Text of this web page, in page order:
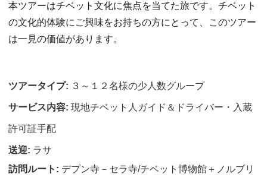
本ツアーはチベット文化に焦点を当てた旅です。チベット
の文化的体験にご興味をお持ちの方にとって、このツアー
は一見の価値があります。
ツアータイプ: ３～１２名様の少人数グループ
サービス内容: 現地チベット人ガイド＆ドライバー・入蔵
許可証手配
送迎: ラサ
訪問ルート: デプン寺－セラ寺/チベット博物館＋ノルブリ